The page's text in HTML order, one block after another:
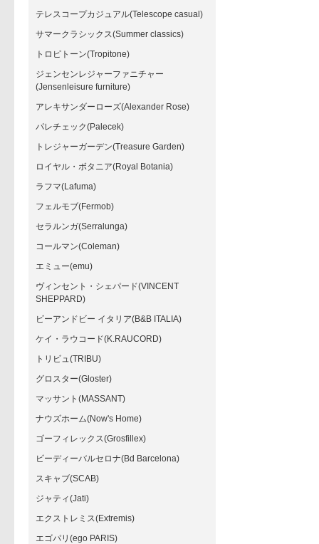
テレスコープカジュアル(Telescope casual)
サマークラシックス(Summer classics)
トロピトーン(Tropitone)
ジェンセンレジャーファニチャー
(Jensenleisure furniture)
アレキサンダーローズ(Alexander Rose)
パレチェック(Palecek)
トレジャーガーデン(Treasure Garden)
ロイヤル・ボタニア(Royal Botania)
ラフマ(Lafuma)
フェルモブ(Fermob)
セラルンガ(Serralunga)
コールマン(Coleman)
エミュー(emu)
ヴィンセント・シェパード(VINCENT
SHEPPARD)
ビーアンドビー イタリア(B&B ITALIA)
ケイ・ラウコード(K.RAUCORD)
トリビュ(TRIBU)
グロスター(Gloster)
マッサント(MASSANT)
ナウズホーム(Now's Home)
ゴーフィレックス(Grosfillex)
ビーディーバルセロナ(Bd Barcelona)
スキャブ(SCAB)
ジャティ(Jati)
エクストレミス(Extremis)
エゴパリ(ego PARIS)